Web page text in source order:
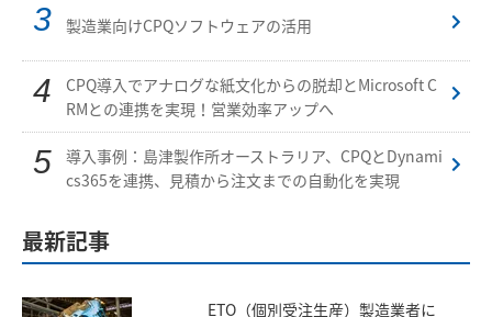
製造業向けCPQソフトウェアの活用
CPQ導入でアナログな紙文化からの脱却とMicrosoft C
RMとの連携を実現！営業効率アップへ
導入事例：島津製作所オーストラリア、CPQとDynami
cs365を連携、見積から注文までの自動化を実現
最新記事
ETO（個別受注生産）製造業者に